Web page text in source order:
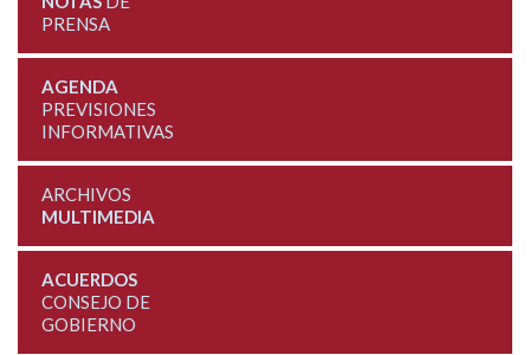
PRENSA
AGENDA
PREVISIONES
INFORMATIVAS
ARCHIVOS
MULTIMEDIA
ACUERDOS
CONSEJO DE
GOBIERNO